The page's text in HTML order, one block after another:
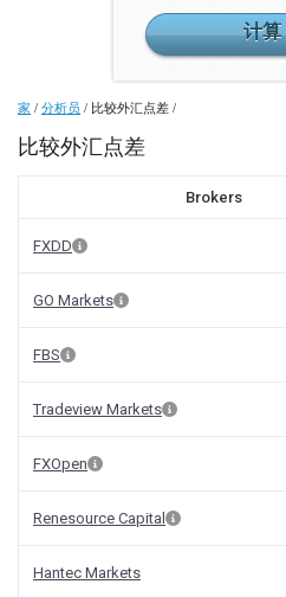
家 / 分析员 / 比较外汇点差 /
比较外汇点差